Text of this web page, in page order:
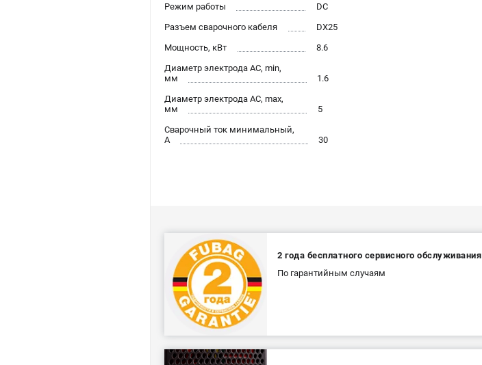
Режим работы
DC
Разъем сварочного кабеля
DX25
Мощность, кВт
8.6
Диаметр электрода AC, min,
мм
1.6
Диаметр электрода AC, max,
мм
5
Сварочный ток минимальный,
А
30
2 года бесплатного сервисного обслуживания
По гарантийным случаям